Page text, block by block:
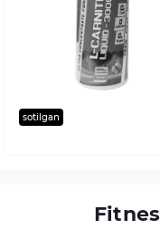
sotilgan